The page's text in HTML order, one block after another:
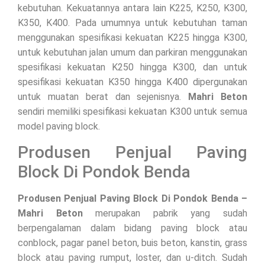
kebutuhan. Kekuatannya antara lain K225, K250, K300,
K350, K400. Pada umumnya untuk kebutuhan taman
menggunakan spesifikasi kekuatan K225 hingga K300,
untuk kebutuhan jalan umum dan parkiran menggunakan
spesifikasi kekuatan K250 hingga K300, dan untuk
spesifikasi kekuatan K350 hingga K400 dipergunakan
untuk muatan berat dan sejenisnya.
Mahri Beton
sendiri memiliki spesifikasi kekuatan K300 untuk semua
model paving block.
Produsen Penjual Paving
Block Di Pondok Benda
Produsen Penjual Paving Block Di Pondok Benda –
Mahri Betonmerupakan pabrik yang sudah
berpengalaman dalam bidang paving block atau
conblock, pagar panel beton, buis beton, kanstin, grass
block atau paving rumput, loster, dan u-ditch. Sudah